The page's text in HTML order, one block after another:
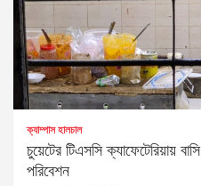
ক্যাম্পাস হালচাল
চুয়েটের টিএসসি ক্যাফেটেরিয়ায়
পরিবেশন